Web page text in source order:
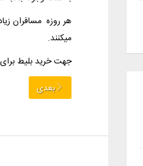
هر روزه مسافران
میکنند.
جهت خرید بلیط
بعدی